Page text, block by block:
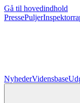
Gå til hovedindhold
PressePuljer
NyhederVidensbase